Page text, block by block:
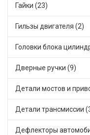
Гайки (23)
Гильзы двигателя (2)
Дверные ручки (9)
Детали трансмиссии